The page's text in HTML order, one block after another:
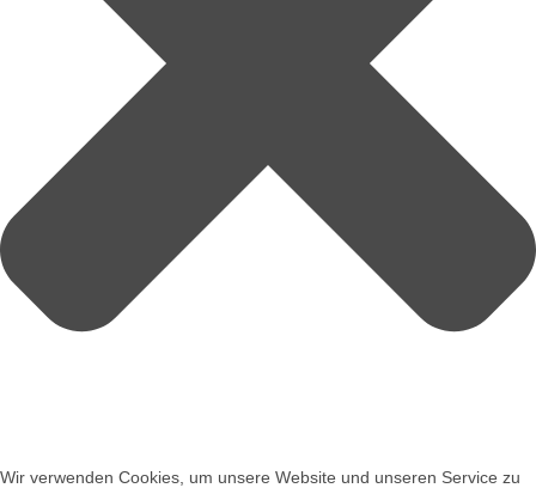
Wir verwenden Cookies, um unsere Website und unseren Service zu